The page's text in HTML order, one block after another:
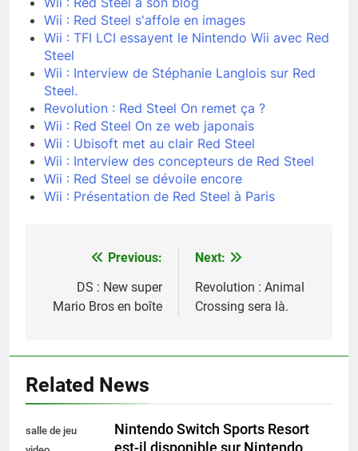
Wii : Red Steel s'affole en images
Wii : TFI LCI essayent le Nintendo Wii avec Red
Steel
Wii : Interview de Stéphanie Langlois sur Red
Steel.
Revolution : Red Steel On remet ça ?
Wii : Red Steel On ze web japonais
Wii : Ubisoft met au clair Red Steel
Wii : Interview des concepteurs de Red Steel
Wii : Red Steel se dévoile encore
Wii : Présentation de Red Steel à Paris
NavigationPrevious:
DS : New super
Mario Bros en boîte
Next:
Revolution : Animal
Crossing sera là.
Related News
salle de jeu
Nintendo Switch Sports Resort
est-il disponible sur Nintendo